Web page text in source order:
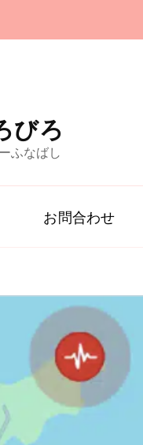
びろ
ふなばし
お問合わせ